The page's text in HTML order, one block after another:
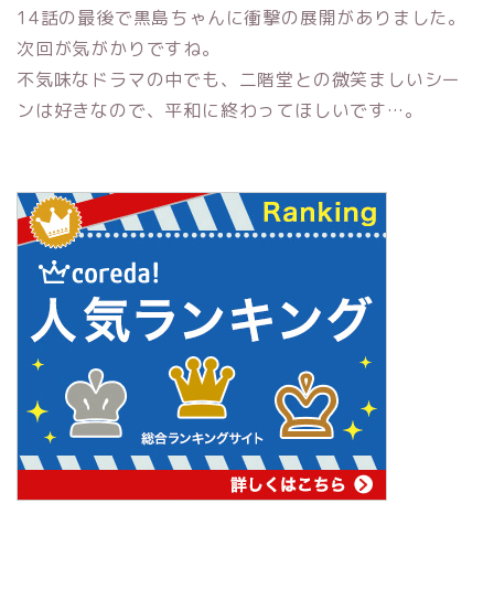
14話の最後で黒島ちゃんに衝撃の展開がありました。
次回が気がかりですね。
不気味なドラマの中でも、二階堂との微笑ましいシー
ンは好きなので、平和に終わってほしいです…。